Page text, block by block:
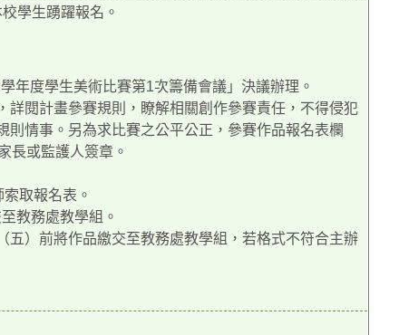
學生踴躍報名。
年度學生美術比賽第1次籌備會議」決議辦理。
閱計畫參賽規則，瞭解相關創作參賽責任，不得侵犯
情事。另為求比賽之公平公正，參賽作品報名表欄
長或監護人簽章。
取報名表。
教務處教學組。
）前將作品繳交至教務處教學組，若格式不符合主辦